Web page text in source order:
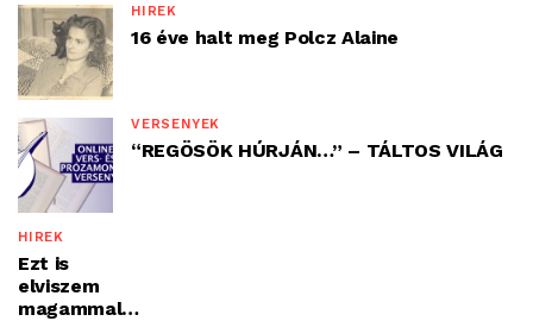
HÍREK
16 éve halt meg Polcz Alaine
VERSENYEK
“REGÖSÖK HÚRJÁN…” – TÁLTOS VILÁG
HÍREK
Ezt is
elviszem
magammal…